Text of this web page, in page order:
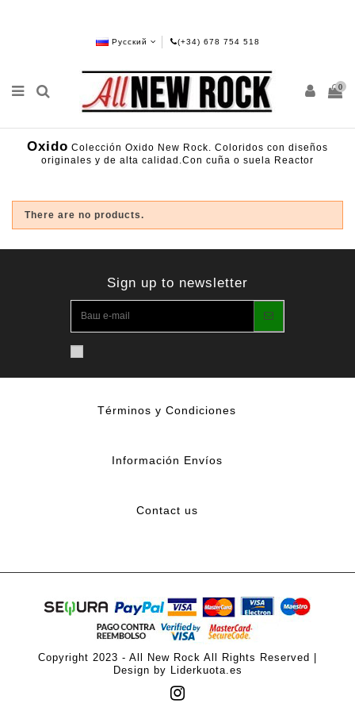
Русский (+34) 678 754 518
0
Oxido Colección Oxido New Rock. Coloridos con diseños
originales y de alta calidad.Con cuña o suela Reactor
There are no products.
Sign up to newsletter
Términos y Condiciones
Información Envíos
Contact us
Copyright 2023 - All New Rock All Rights Reserved |
Design by Liderkuota.es